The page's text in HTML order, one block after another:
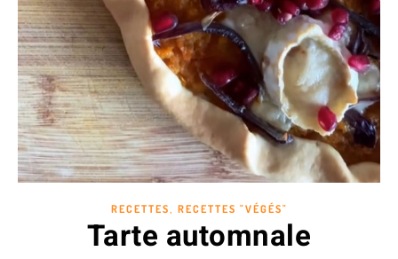
RECETTES , RECETTES "VÉGÉS"
Tarte automnale